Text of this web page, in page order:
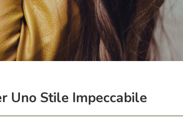
Uno Stile Impeccabile